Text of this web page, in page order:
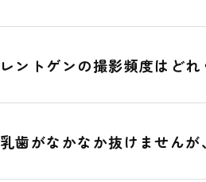
レントゲンの撮影頻度はどれ
乳歯がなかなか抜けません